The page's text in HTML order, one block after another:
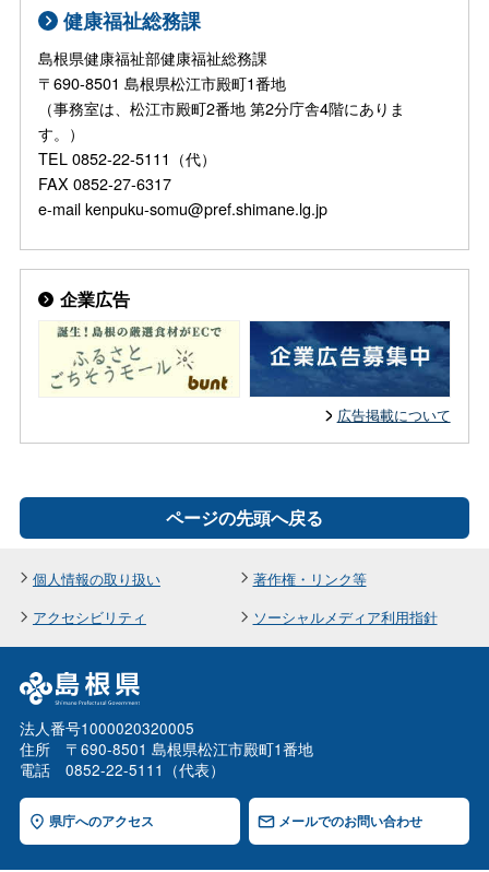
健康福祉総務課
島根県健康福祉部健康福祉総務課
〒690-8501 島根県松江市殿町1番地
（事務室は、松江市殿町2番地 第2分庁舎4階にありま
す。）
TEL 0852-22-5111（代）
FAX 0852-27-6317
e-mail kenpuku-somu@pref.shimane.lg.jp
企業広告
広告掲載について
ページの先頭へ戻る
個人情報の取り扱い
著作権・リンク等
アクセシビリティ
ソーシャルメディア利用指針
法人番号1000020320005
住所 〒690-8501 島根県松江市殿町1番地
電話 0852-22-5111（代表）
県庁へのアクセス メールでのお問い合わせ